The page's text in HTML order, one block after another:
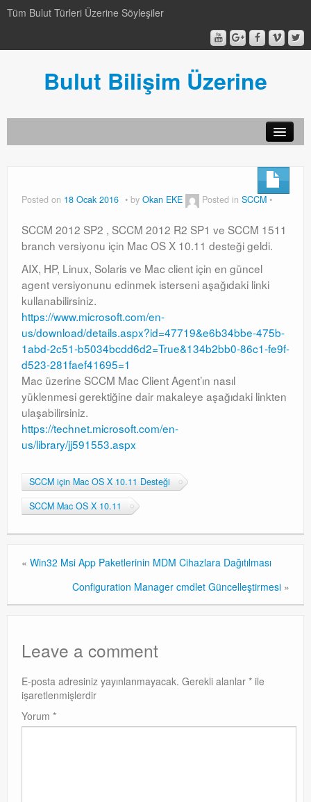
Tüm Bulut Türleri Üzerine Söyleşiler
Bulut Bilişim Üzerine
Genel
Video-Webcast-Seminer
Video-Webcast-Seminer
Windows Server Family
Windows Server Family
SCOM
SCOM
Orchestrator
Watchguard
Exchange
Posted on 18 Ocak 2016 by Okan EKE Posted in SCCM
SCCM 2012 SP2 , SCCM 2012 R2 SP1 ve SCCM 1511
branch versiyonu için Mac OS X 10.11 desteği geldi.
AIX, HP, Linux, Solaris ve Mac client için en güncel
agent versiyonunu edinmek isterseni aşağıdaki linki
kullanabilirsiniz.
https://www.microsoft.com/en-
us/download/details.aspx?id=47719&e6b34bbe-475b-
1abd-2c51-b5034bcdd6d2=True&134b2bb0-86c1-fe9f-
d523-281faef41695=1
Mac üzerine SCCM Mac Client Agent’ın nasıl
yüklenmesi gerektiğine dair makaleye aşağıdaki linkten
ulaşabilirsiniz.
https://technet.microsoft.com/en-
us/library/jj591553.aspx
SCCM için Mac OS X 10.11 Desteği
SCCM Mac OS X 10.11
« Win32 Msi App Paketlerinin MDM Cihazlara Dağıtılması
Configuration Manager cmdlet Güncelleştirmesi »
Leave a comment
E-posta adresiniz yayınlanmayacak. Gerekli alanlar * ile
işaretlenmişlerdir
Yorum *